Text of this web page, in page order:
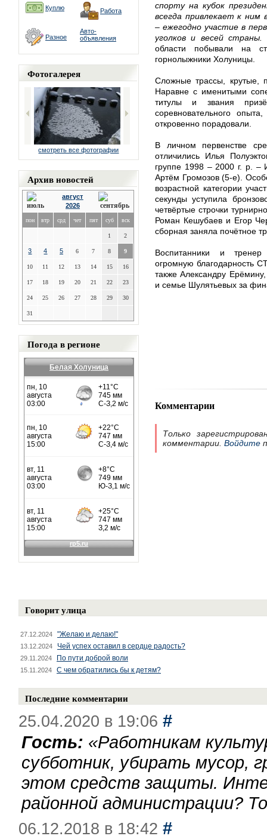
Куплю Работа
Разное
Авто-
объявления
Фотогалерея
смотреть все фотографии
Архив новостей
август
2026
пон втр срд чет пят суб вск
1 2
3 4 5 6 7 8 9
10 11 12 13 14 15 16
17 18 19 20 21 22 23
24 25 26 27 28 29 30
31
Погода в регионе
Белая Холуница
спорту на кубок
всегда привлекает к ним
– ежегодно участие в
уголков и весей страны.
области побывали на
горнолыжники Холуницы.
Сложные трассы, крутые,
Наравне с именитыми
титулы и звания
соревновательного
откровенно порадовали.
В личном первенстве
отличились Илья
группе 1998 – 2000 г. р.
Артём Громозов (5-е).
возрастной категории
секунды уступила
четвёртые строчки
Роман Кешубаев и Егор
сборная заняла почётное
Воспитанники и
огромную благодарность
также Александру
и семье Шулятьевых за
Комментарии
Только
комментарии. Войдите
Говорит улица
27.12.2024 "Желаю и делаю!"
13.12.2024 Чей успех оставил в сердце радость?
29.11.2024 По пути доброй воли
15.11.2024 С чем обратились бы к детям?
Последние комментарии
25.04.2020 в 19:06 #
Гость: «Работникам
субботник, убирать мусор,
этом средств защиты.
районной администрации?
06.12.2018 в 18:42 #